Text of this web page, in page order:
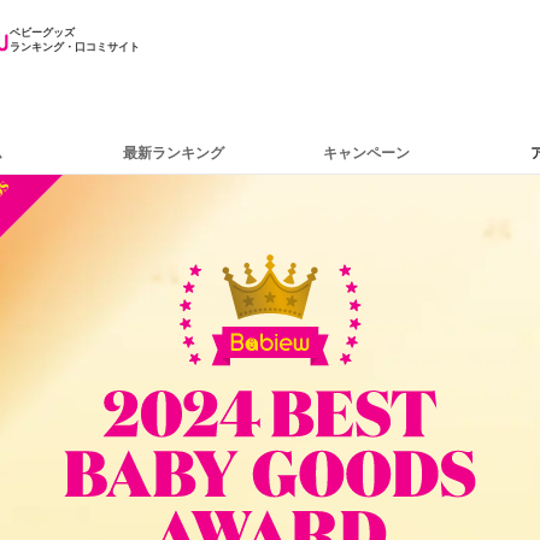
ベビーグッズ
ランキング・口コミサイト
最新ランキング キャンペーン